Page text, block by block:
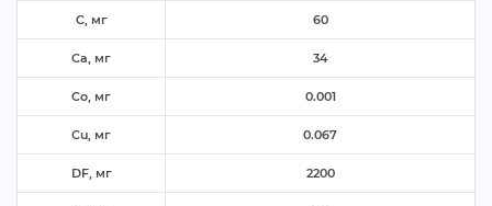
C, м 60
Ca, м 34
Co, м 0.001
Cu, м 0.067
DF, м 2200